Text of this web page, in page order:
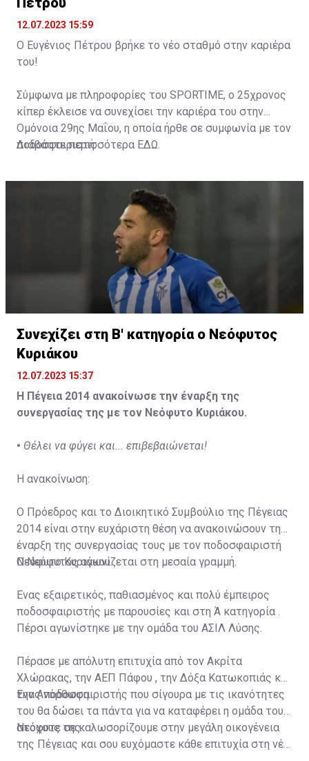
Γραφείο Τύπου και Επικοινωνίας
Ε.Ν.Π.
12.07.2023 15:59
Ο Ευγένιος Πέτρου βρήκε το νέο σταθμό στην καριέρα
του!
Σύμφωνα με πληροφορίες του SPORTIME, o 25χρονος
κίπερ έκλεισε να συνεχίσει την καριέρα του στην
Ομόνοια 29ης Μαΐου, η οποία ήρθε σε συμφωνία με τον
ποδοσφαιριστή.
Διαβάστε περισσότερα ΕΔΩ.
Συνεχίζει στη Β' κατηγορία ο Νεόφυτος
Κυριάκου
12.07.2023 15:37
Η Πέγεια 2014 ανακοίνωσε την έναρξη της
συνεργασίας της με τον Νεόφυτο Κυριάκου.
• Θέλει να φύγει και... επιβεβαιώνεται!
Η ανακοίνωση:
Ο Πρόεδρος και το Διοικητικό Συμβούλιο της Πέγειας
2014 είναι στην ευχάριστη θέση να ανακοινώσουν την
έναρξη της συνεργασίας τους με τον ποδοσφαιριστή
Νεόφυτο Κυριάκου.
Ο Νεόφυτος αγωνίζεται στη μεσαία γραμμή.
Ένας εξαιρετικός, παθιασμένος και πολύ έμπειρος
ποδοσφαιριστής με παρουσίες και στη Ά κατηγορία .
Πέρσι αγωνίστηκε με την ομάδα του ΑΣΙΛ Λύσης.
Πέρασε με απόλυτη επιτυχία από τον Ακρίτα
Χλώρακας, την ΑΕΠ Πάφου , την Δόξα Κατωκοπιάς και
την Ανόρθωση.
Ένας ποδοσφαιριστής που σίγουρα με τις ικανότητες
του θα δώσει τα πάντα για να καταφέρει η ομάδα τους
στόχους της.
Νεόφυτε σε καλωσορίζουμε στην μεγάλη οικογένεια
της Πέγειας και σου ευχόμαστε κάθε επιτυχία στη νέα